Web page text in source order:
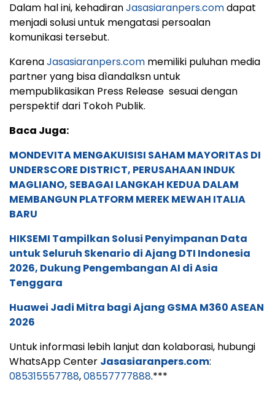
Dalam hal ini, kehadiranJasasiaranpers.comdapat
menjadi solusi untuk mengatasi persoalan
komunikasi tersebut.
KarenaJasasiaranpers.com memiliki puluhan media
partner yang bisa dìandalksn untuk
mempublikasikan Press Release sesuai dengan
perspektif dari Tokoh Publik.
Baca Juga:
MONDEVITA MENGAKUISISI SAHAM MAYORITAS DI
UNDERSCORE DISTRICT, PERUSAHAAN INDUK
MAGLIANO, SEBAGAI LANGKAH KEDUA DALAM
MEMBANGUN PLATFORM MEREK MEWAH ITALIA
BARU
HIKSEMI Tampilkan Solusi Penyimpanan Data
untuk Seluruh Skenario di Ajang DTI Indonesia
2026, Dukung Pengembangan AI di Asia
Tenggara
Huawei Jadi Mitra bagi Ajang GSMA M360 ASEAN
2026
Untuk informasi lebih lanjut dan kolaborasi, hubungi
WhatsApp Center Jasasiaranpers.com:
085315557788,08557777888.***